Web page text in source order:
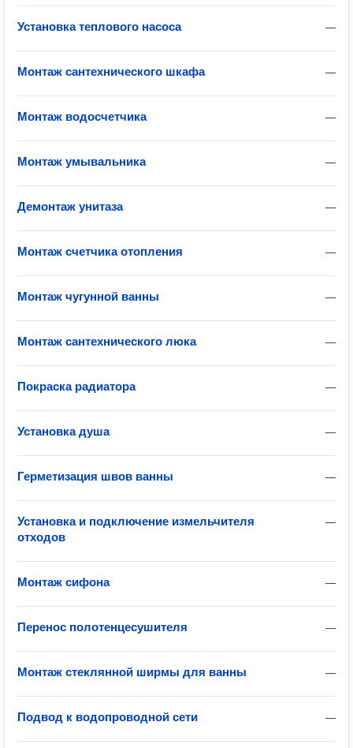
—
Установка теплового насоса
—
Монтаж сантехнического шкафа
—
Монтаж водосчетчика
—
Монтаж умывальника
—
Демонтаж унитаза
—
Монтаж счетчика отопления
—
Монтаж чугунной ванны
—
Монтаж сантехнического люка
—
Покраска радиатора
—
Установка душа
—
Герметизация швов ванны
—
Установка и подключение измельчителя
отходов
—
Монтаж сифона
—
Перенос полотенцесушителя
—
Монтаж стеклянной ширмы для ванны
—
Подвод к водопроводной сети